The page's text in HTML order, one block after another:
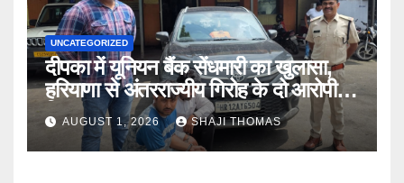
UNCATEGORIZED
दीपका में यूनियन बैंक सेंधमारी का खुलासा,
हरियाणा से अंतरराज्यीय गिरोह के दो आरोपी
गिरफ्तार।
AUGUST 1, 2026 SHAJI THOMAS